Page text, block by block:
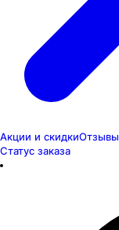
Акции и скидкиОтзывы
Статус заказа